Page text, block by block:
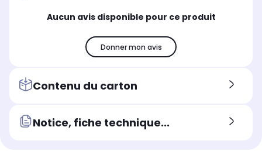
Aucun avis disponible pour ce produit
Donner mon avis
Contenu du carton
Notice, fiche technique...